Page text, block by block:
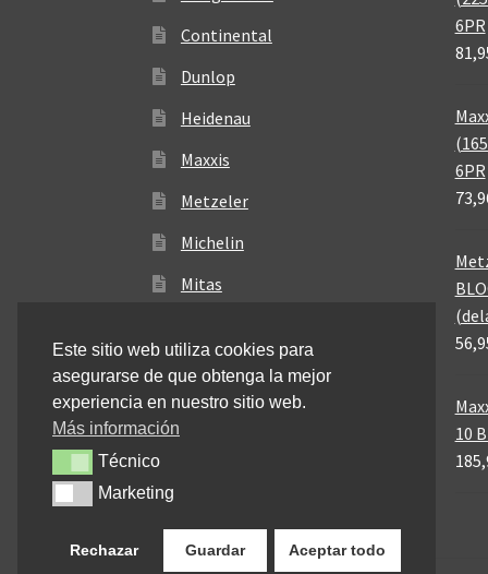
Continental
Dunlop
Heidenau
Maxxis
Metzeler
Michelin
Mitas
6PR
6PR
10
Este sitio web utiliza cookies para
asegurarse de que obtenga la mejor
experiencia en nuestro sitio web.
Más información
TécnicoTécnico
MarketingMarketing
Rechazar Guardar Aceptar todo